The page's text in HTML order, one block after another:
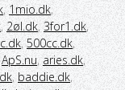
, 1mio.dk,
, 2øl.dk, 3for1.dk,
, 500cc.dk,
ApS.nu, aries.dk,
, baddie.dk,